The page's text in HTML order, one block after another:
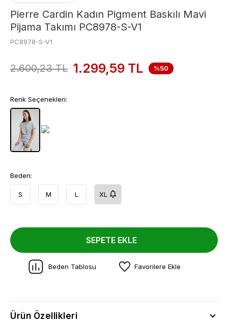
Pierre Cardin Kadın Pigment Baskılı Mavi
Pijama Takımı PC8978-S-V1
PC8978-S-V1
2.600,23TL 1.299,59 TL %50
Renk Seçenekleri:
Beden:
S M L XL
SEPETE EKLE
Beden Tablosu Favorilere Ekle
Ürün Özellikleri